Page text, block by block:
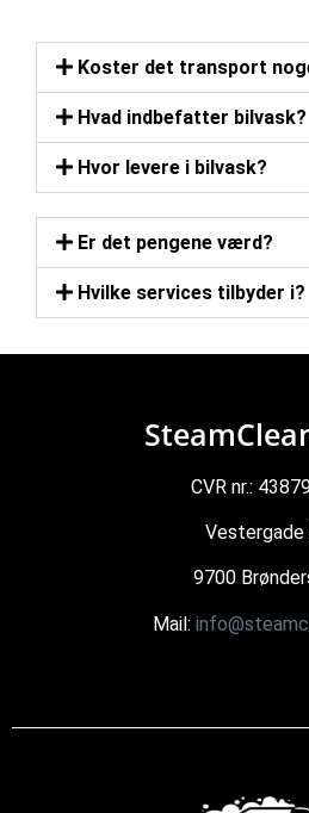
Koster det transport
Hvad indbefatter bilvask?
Hvor levere i bilvask?
Er det pengene værd?
Hvilke services tilbyder i?
CVR nr.:
Vestergade
9700
Mail: